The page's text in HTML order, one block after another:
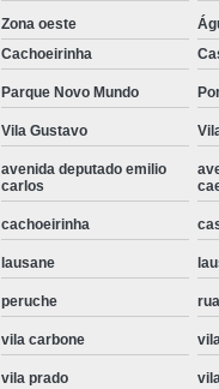
Zona oeste
Cachoeirinha
Parque Novo Mundo
Vila Gustavo
avenida deputado emilio
carlos
cachoeirinha
lausane
peruche
vila carbone
vila prado